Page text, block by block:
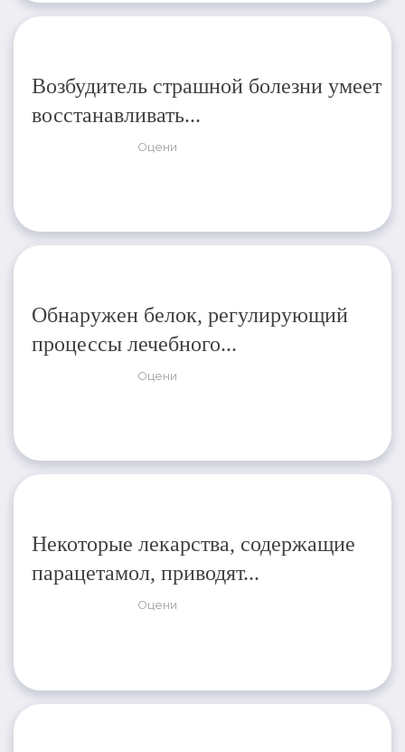
Возбудитель страшной болезни умеет
восстанавливать...
Оцени
Обнаружен белок, регулирующий
процессы лечебного...
Оцени
Некоторые лекарства, содержащие
парацетамол, приводят...
Оцени